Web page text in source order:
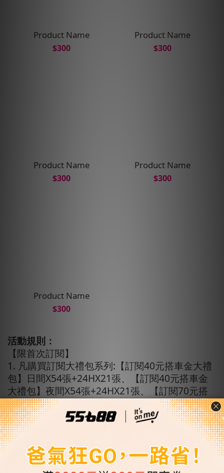
Product Name
$300
Product Name
$300
Product Name
$300
Product Name
$300
Product Name
$300
活動規則：
【限首次訂閱】
1. 凡購買訂閱大禮包系列:【訂閱40元搭車金大禮
包】日間X54張+24HX21張、【訂閱40元搭車金
大禮包】夜間X54張+24HX21張、【訂閱70元搭
車金大禮包】日間X23張+24HX10張、【訂閱70
元搭車金大禮包】夜間X23張+24HX10張
*首購以上商品現折100元
*不可與其他優惠碼共同使用
2. 購買3500元搭車金送即享券500元
*再送限量LOLES潤膚乳禮盒$790，共40名送